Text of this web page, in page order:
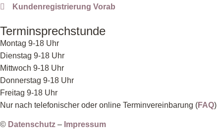
Kundenregistrierung Vorab
Terminsprechstunde
Montag 9-18 Uhr
Dienstag 9-18 Uhr
Mittwoch 9-18 Uhr
Donnerstag 9-18 Uhr
Freitag 9-18 Uhr
Nur nach telefonischer oder online Terminvereinbarung (FAQ)
© Datenschutz – Impressum